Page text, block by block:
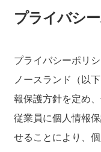
ヌメ革
アウトレット
聖書カバー
プライバシ
プライバシーポリ
ノースランド（以
報保護方針を定め
従業員に個人情報
せることにより、